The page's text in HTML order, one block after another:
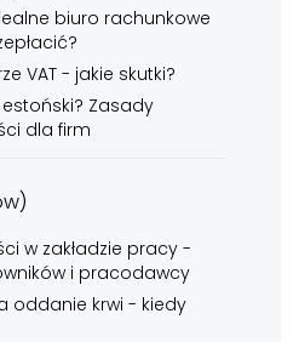
biuro rachunkowe
VAT - jakie skutki?
estoński? Zasady
dla firm
w zakładzie pracy -
i pracodawcy
oddanie krwi - kiedy